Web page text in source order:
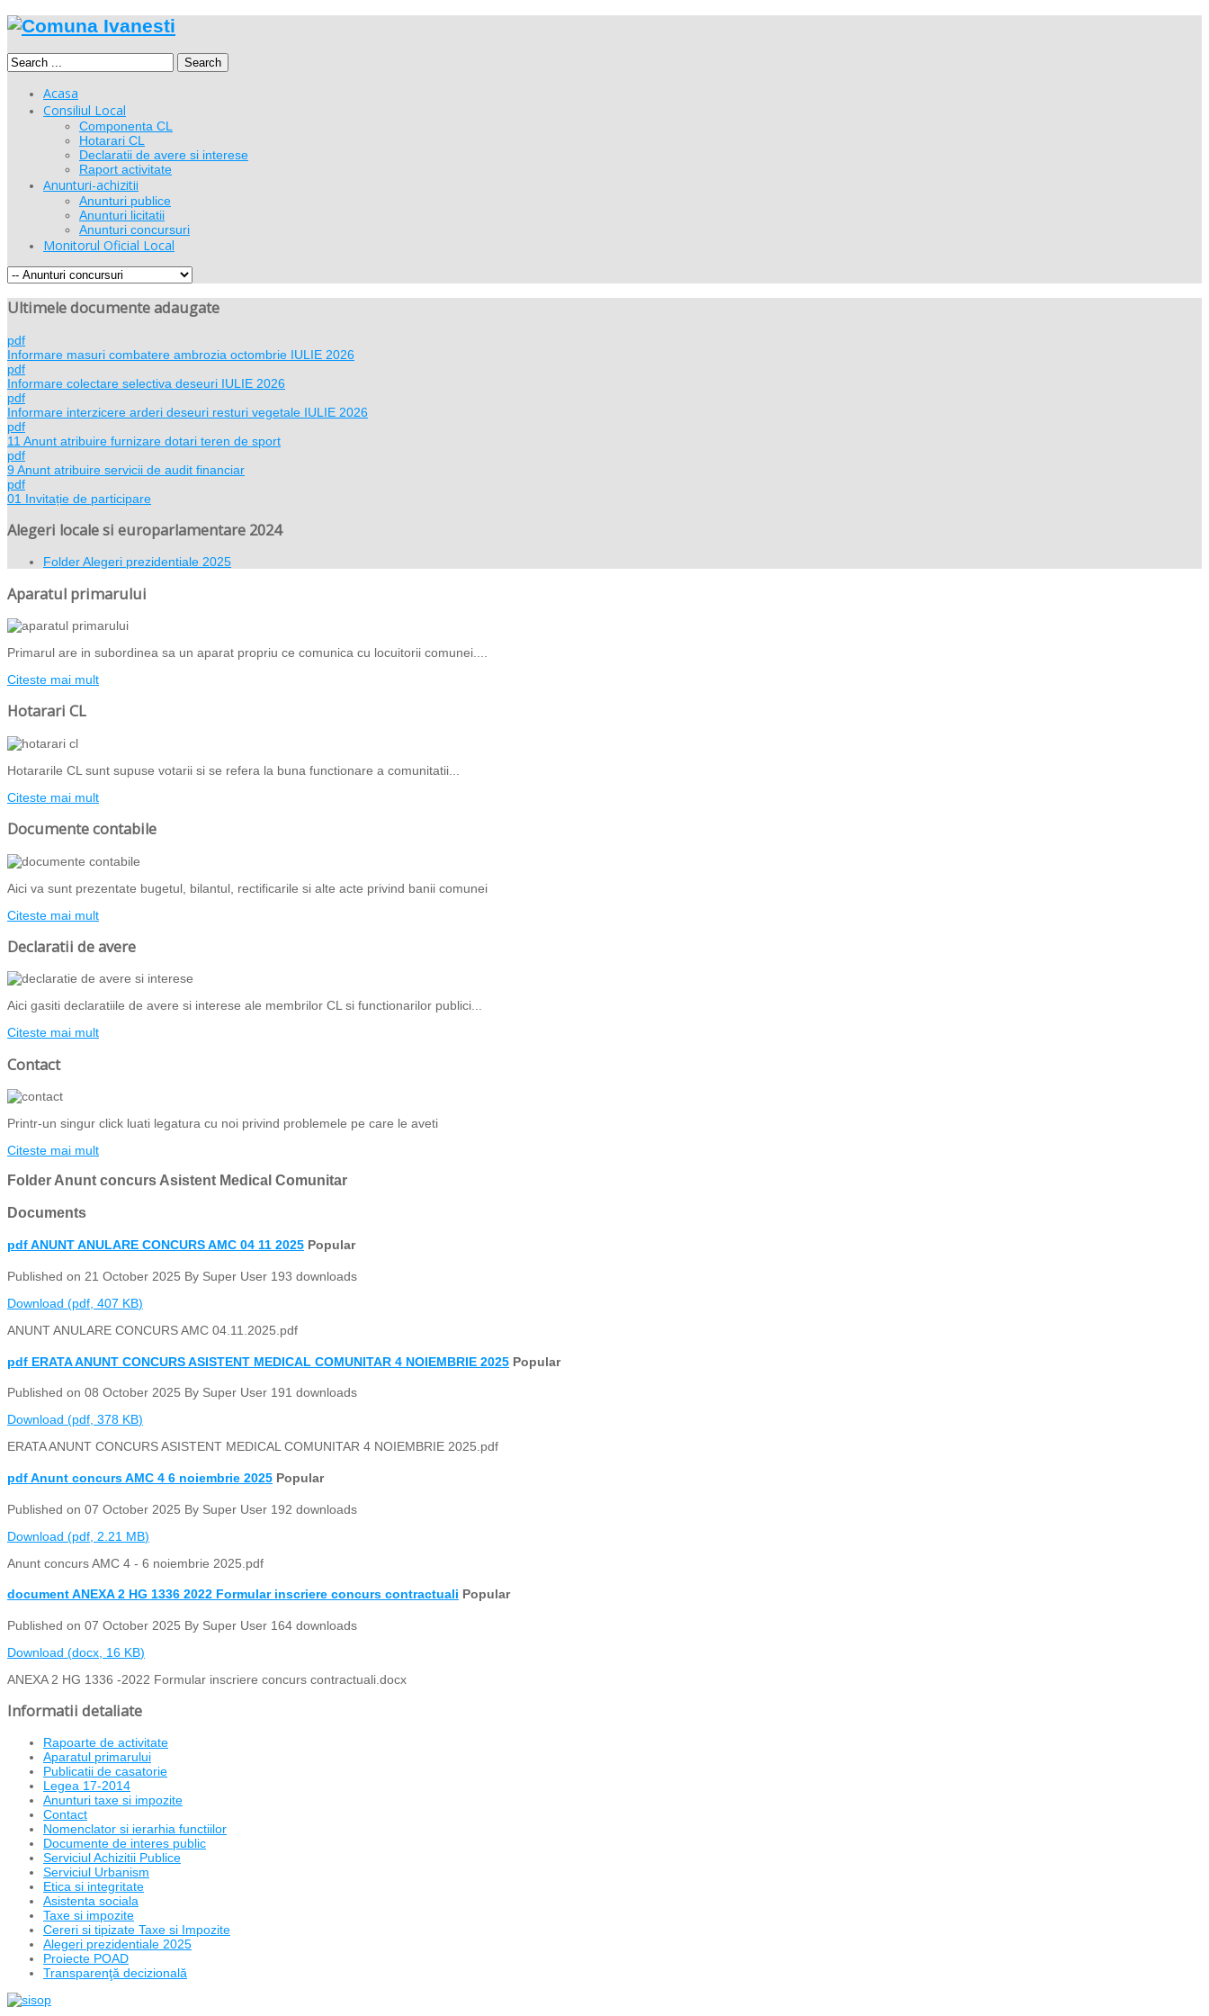
Search
Acasa
Consiliul Local
Componenta CL
Hotarari CL
Declaratii de avere si interese
Raport activitate
Anunturi-achizitii
Anunturi publice
Anunturi licitatii
Anunturi concursuri
Monitorul Oficial Local
Ultimele documente adaugate
pdf
Informare masuri combatere ambrozia octombrie IULIE 2026
pdf
Informare colectare selectiva deseuri IULIE 2026
pdf
Informare interzicere arderi deseuri resturi vegetale IULIE 2026
pdf
11 Anunt atribuire furnizare dotari teren de sport
pdf
9 Anunt atribuire servicii de audit financiar
pdf
01 Invitație de participare
Alegeri locale si europarlamentare 2024
FolderAlegeri prezidentiale 2025
Aparatul primarului
Primarul are in subordinea sa un aparat propriu ce comunica cu locuitorii comunei....
Citeste mai mult
Hotarari CL
Hotararile CL sunt supuse votarii si se refera la buna functionare a comunitatii...
Citeste mai mult
Documente contabile
Aici va sunt prezentate bugetul, bilantul, rectificarile si alte acte privind banii comunei
Citeste mai mult
Declaratii de avere
Aici gasiti declaratiile de avere si interese ale membrilor CL si functionarilor publici...
Citeste mai mult
Contact
Printr-un singur click luati legatura cu noi privind problemele pe care le aveti
Citeste mai mult
Folder Anunt concurs Asistent Medical Comunitar
Documents
pdfANUNT ANULARE CONCURS AMC 04 11 2025 Popular
Published on 21 October 2025 By Super User 193 downloads
Download (pdf, 407 KB)
ANUNT ANULARE CONCURS AMC 04.11.2025.pdf
pdf ERATA ANUNT CONCURS ASISTENT MEDICAL COMUNITAR 4 NOIEMBRIE 2025 Popular
Published on 08 October 2025 By Super User 191 downloads
Download (pdf, 378 KB)
ERATA ANUNT CONCURS ASISTENT MEDICAL COMUNITAR 4 NOIEMBRIE 2025.pdf
pdfAnunt concurs AMC 4 6 noiembrie 2025 Popular
Published on 07 October 2025 By Super User 192 downloads
Download (pdf, 2.21 MB)
Anunt concurs AMC 4 - 6 noiembrie 2025.pdf
documentANEXA 2 HG 1336 2022 Formular inscriere concurs contractuali Popular
Published on 07 October 2025 By Super User 164 downloads
Download (docx, 16 KB)
ANEXA 2 HG 1336 -2022 Formular inscriere concurs contractuali.docx
Informatii detaliate
Rapoarte de activitate
Aparatul primarului
Publicatii de casatorie
Legea 17-2014
Anunturi taxe si impozite
Contact
Nomenclator si ierarhia functiilor
Documente de interes public
Serviciul Achizitii Publice
Serviciul Urbanism
Etica si integritate
Asistenta sociala
Taxe si impozite
Cereri si tipizate Taxe si Impozite
Alegeri prezidentiale 2025
Proiecte POAD
Transparenţă decizională